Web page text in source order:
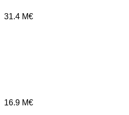
31.4 M€
16.9 M€